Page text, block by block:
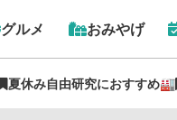
グルメ おみやげ
夏休み自由研究におすすめ🏭